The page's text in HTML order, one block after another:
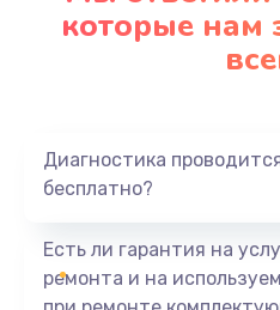
которые нам
Диагностика
бесплатно?
Есть ли гарантия на
ремонта и на